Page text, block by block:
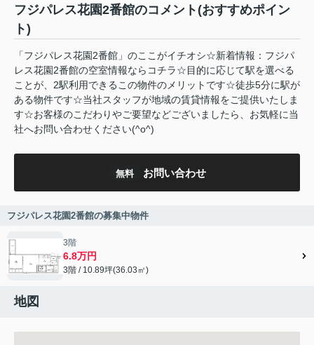
フジパレス花園2番館のコメント(おすすめポイン
ト)
「フジパレス花園2番館」のここがイチオシ☆新着情報：フジパ
レス花園2番館の空室情報ならコチラ☆目的に応じて駅を選べる
ことが、2駅利用できるこの物件のメリットです☆徒歩5分に駅が
ある物件です☆当社スタッフが地域の賃貸情報をご提供いたしま
す☆お客様のこだわりやご要望などございましたら、お気軽に当
社へお問い合わせください(^o^)
無料 お問い合わせ
フジパレス花園2番館の募集中物件
3階
6.8万円
3階 / 10.89坪(36.03㎡)
地図